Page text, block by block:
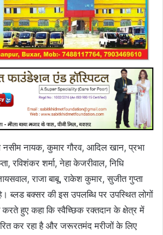
नायक, कुमार गौरव, आदिल खान, प्रभा
रविशंकर शर्मा, नेहा केजरीवाल, निधि
राजा बाबू, राकेश कुमार, सुजीत गुप्ता
ब्लड बक्सर की इस उपलब्धि पर उपस्थित लोगों
हुए कहा कि स्वैच्छिक रक्तदान के क्षेत्र में
कर रहा है और जरूरतमंद मरीजों के लिए